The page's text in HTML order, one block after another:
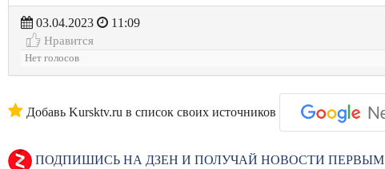
03.04.2023
11:09
Нравится
Нет голосов
Добавь Kursktv.ru в список своих источников
ПОДПИШИСЬ НА ДЗЕН И ПОЛУЧАЙ НОВОСТИ ПЕРВЫМ